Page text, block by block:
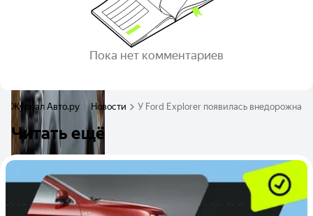
Пока нет комментариев
Журнал Авто.ру Новости У Ford Explorer появилась внедорожная
Читать ещё